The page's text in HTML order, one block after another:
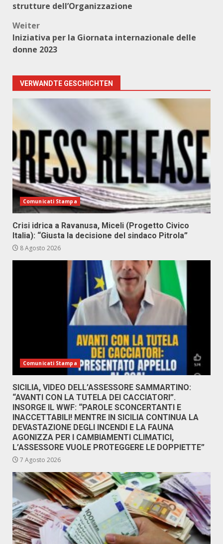
strutture dell’Organizzazione
Weiter
Iniziativa per la Giornata internazionale delle
donne 2023
VERWANDTE GESCHICHTEN
Comunicati Stampa
Crisi idrica a Ravanusa, Miceli (Progetto Civico
Italia): “Giusta la decisione del sindaco Pitrola”
8 Agosto 2026
Comunicati Stampa
SICILIA, VIDEO DELL’ASSESSORE SAMMARTINO:
“AVANTI CON LA TUTELA DEI CACCIATORI”.
INSORGE IL WWF: “PAROLE SCONCERTANTI E
INACCETTABILI! MENTRE IN SICILIA CONTINUA LA
DEVASTAZIONE DEGLI INCENDI E LA FAUNA
AGONIZZA PER I CAMBIAMENTI CLIMATICI,
L’ASSESSORE VUOLE PROTEGGERE LE DOPPIETTE”
7 Agosto 2026